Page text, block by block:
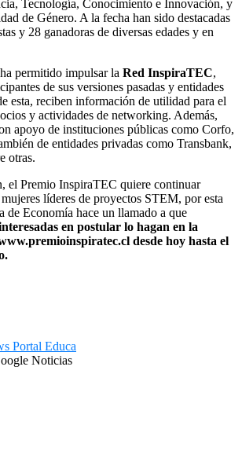
Tecnología, Conocimiento e Innovación, y
de Género. A la fecha han sido destacadas
y 28 ganadoras de diversas edades y en
permitido impulsar la Red InspiraTEC,
de sus versiones pasadas y entidades
esta, reciben información de utilidad para el
y actividades de networking. Además,
apoyo de instituciones públicas como Corfo,
de entidades privadas como Transbank,
otras.
el Premio InspiraTEC quiere continuar
líderes de proyectos STEM, por esta
de Economía hace un llamado a que
en postular lo hagan en la
desde hoy hasta el
Noticias